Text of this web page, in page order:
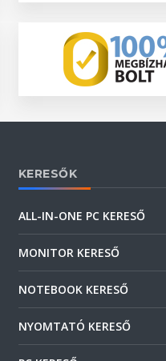
KERESŐK
ALL-IN-ONE PC KERESŐ
MONITOR KERESŐ
NOTEBOOK KERESŐ
NYOMTATÓ KERESŐ